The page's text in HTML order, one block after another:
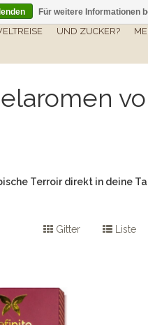
UND ZUCKER?
Terroir direkt in deine
Gitter Liste
Für weitere Informationen